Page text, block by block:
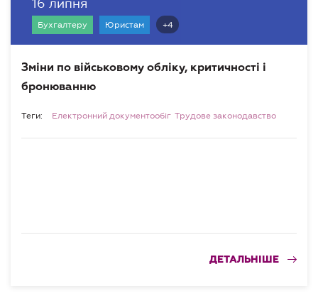
16 липня
Бухгалтеру Юристам +4
Зміни по військовому обліку, критичності і
бронюванню
Теги: Електронний документообіг Трудове законодавство
ДЕТАЛЬНІШЕ